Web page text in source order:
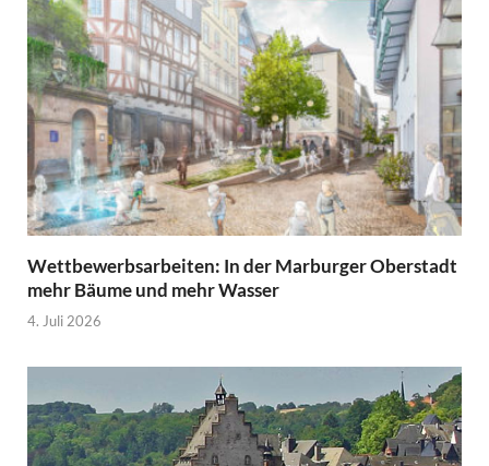
Wettbewerbsarbeiten: In der Marburger Oberstadt
mehr Bäume und mehr Wasser
4. Juli 2026